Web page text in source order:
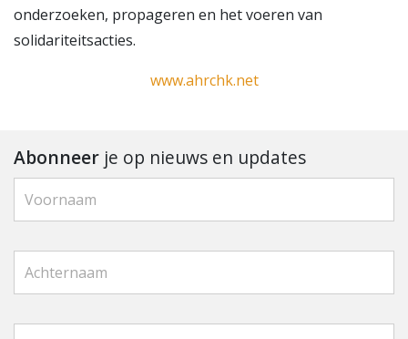
onderzoeken, propageren en het voeren van
solidariteitsacties.
www.ahrchk.net
Abonneer je op nieuws en updates